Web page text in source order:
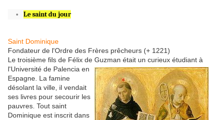
Le saint du jour
Saint Dominique
Fondateur de l'Ordre des Frères prêcheurs (+ 1221)
Le troisième fils de Félix de Guzman était un curieux étudiant à
l'Université de Palencia en
Espagne. La famine
désolant la ville, il vendait
ses livres pour secourir les
pauvres. Tout saint
Dominique est inscrit dans